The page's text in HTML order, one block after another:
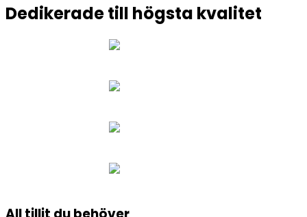
Dedikeradetill högsta kvalitet